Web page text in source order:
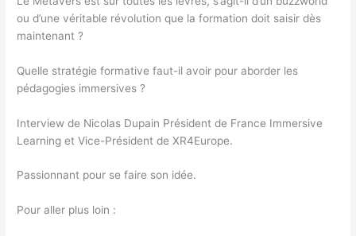
ou d’une véritable révolution que la formation doit saisir dès
maintenant ?
Quelle stratégie formative faut-il avoir pour aborder les
pédagogies immersives ?
Interview de Nicolas Dupain Président de France Immersive
Learning et Vice-Président de XR4Europe.
Passionnant pour se faire son idée.
Pour aller plus loin :